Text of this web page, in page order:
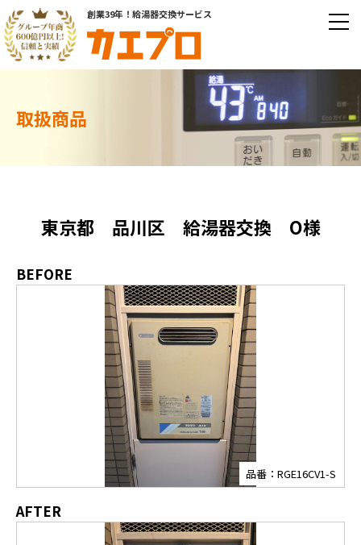
創業39年！給湯器交換サービス
取扱商品
東京都 品川区 給湯器交換 O様
BEFORE
品番：RGE16CV1-S
AFTER